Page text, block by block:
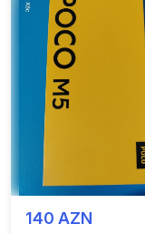
140 AZN